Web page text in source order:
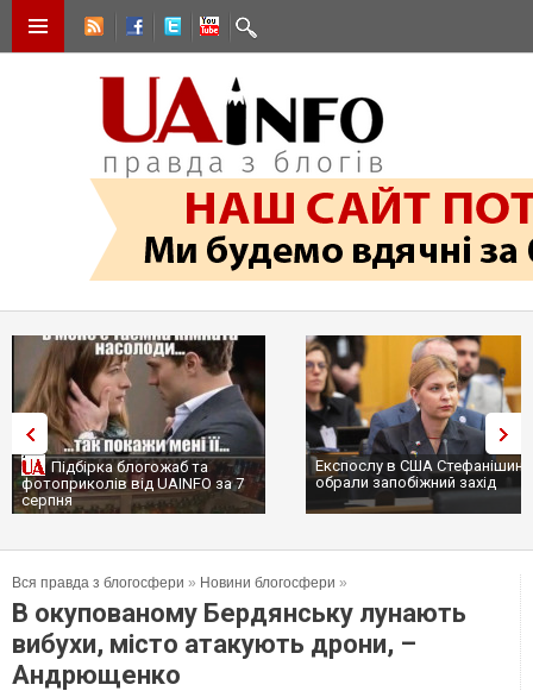
Підбірка блогожаб та
фотоприколів від UAINFO за 7
серпня
Експослу в США
обрали запобіжний захід
Вся правда з блогосфери » Новини блогосфери »
В окупованому Бердянську лунають
вибухи, місто атакують дрони, –
Андрющенко